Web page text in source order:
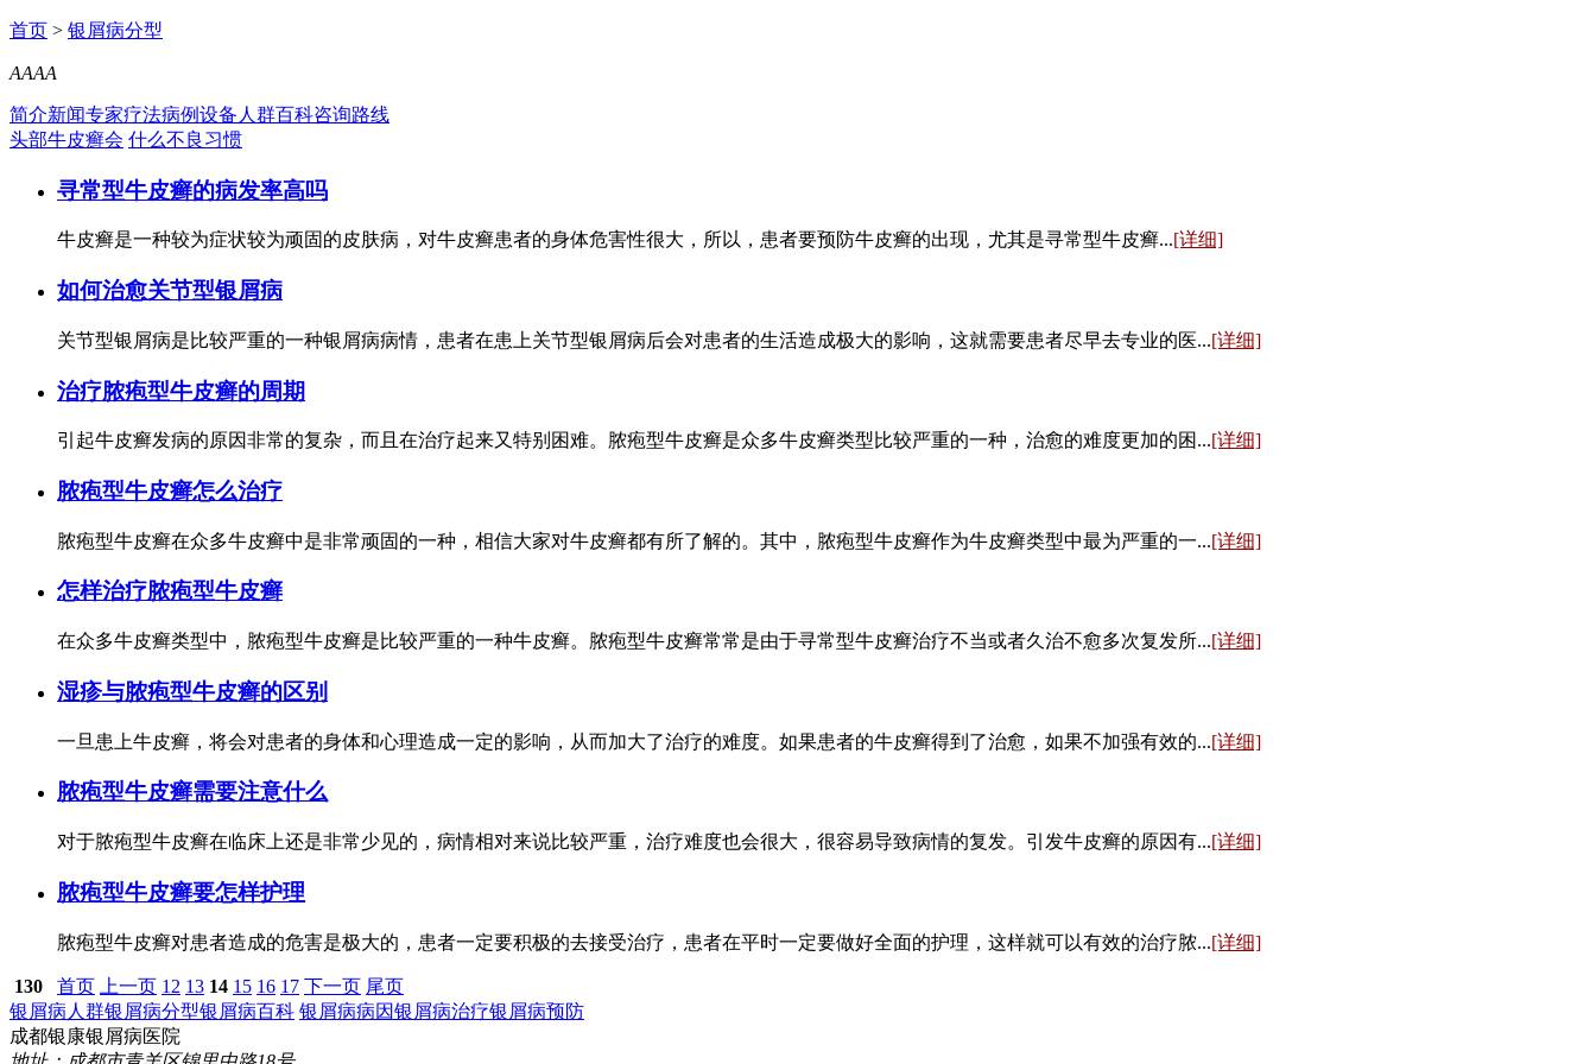
首页 > 银屑病分型
AAAA
简介新闻专家疗法病例设备 人群百科咨询路线
头部牛皮癣会 什么不良习惯
寻常型牛皮癣的病发率高吗
牛皮癣是一种较为症状较为顽固的皮肤病，对牛皮癣患者的身体危害性很大，所以，患者要预防牛皮癣的出现，尤其是寻常型牛皮癣...[详细]
如何治愈关节型银屑病
关节型银屑病是比较严重的一种银屑病病情，患者在患上关节型银屑病后会对患者的生活造成极大的影响，这就需要患者尽早去专业的医...[详细]
治疗脓疱型牛皮癣的周期
引起牛皮癣发病的原因非常的复杂，而且在治疗起来又特别困难。脓疱型牛皮癣是众多牛皮癣类型比较严重的一种，治愈的难度更加的困...[详细]
脓疱型牛皮癣怎么治疗
脓疱型牛皮癣在众多牛皮癣中是非常顽固的一种，相信大家对牛皮癣都有所了解的。其中，脓疱型牛皮癣作为牛皮癣类型中最为严重的一...[详细]
怎样治疗脓疱型牛皮癣
在众多牛皮癣类型中，脓疱型牛皮癣是比较严重的一种牛皮癣。脓疱型牛皮癣常常是由于寻常型牛皮癣治疗不当或者久治不愈多次复发所...[详细]
湿疹与脓疱型牛皮癣的区别
一旦患上牛皮癣，将会对患者的身体和心理造成一定的影响，从而加大了治疗的难度。如果患者的牛皮癣得到了治愈，如果不加强有效的...[详细]
脓疱型牛皮癣需要注意什么
对于脓疱型牛皮癣在临床上还是非常少见的，病情相对来说比较严重，治疗难度也会很大，很容易导致病情的复发。引发牛皮癣的原因有...[详细]
脓疱型牛皮癣要怎样护理
脓疱型牛皮癣对患者造成的危害是极大的，患者一定要积极的去接受治疗，患者在平时一定要做好全面的护理，这样就可以有效的治疗脓...[详细]
130 首页 上一页 12 13 14 15 16 17 下一页 尾页
银屑病人群银屑病分型银屑病百科 银屑病病因银屑病治疗银屑病预防
成都银康银屑病医院